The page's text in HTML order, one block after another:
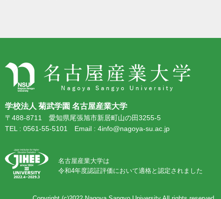
学校法人 菊武学園 名古屋産業大学
〒488-8711 愛知県尾張旭市新居町山の田3255-5
TEL : 0561-55-5101 Email : 4info@nagoya-su.ac.jp
名古屋産業大学は
令和4年度認証評価において適格と認定されました